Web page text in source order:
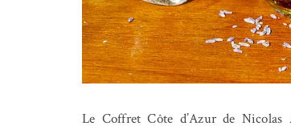
Le Coffret Côte d’Azur de